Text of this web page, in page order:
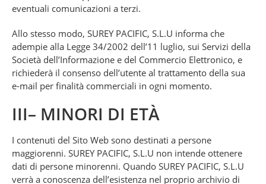
eventuali comunicazioni a terzi.
Allo stesso modo, SUREY PACIFIC, S.L.U informa che
adempie alla Legge 34/2002 dell’11 luglio, sui Servizi della
Società dell’Informazione e del Commercio Elettronico, e
richiederà il consenso dell’utente al trattamento della sua
e-mail per finalità commerciali in ogni momento.
III– MINORI DI ETÀ
I contenuti del Sito Web sono destinati a persone
maggiorenni. SUREY PACIFIC, S.L.U non intende ottenere
dati di persone minorenni. Quando SUREY PACIFIC, S.L.U
verrà a conoscenza dell’esistenza nel proprio archivio di